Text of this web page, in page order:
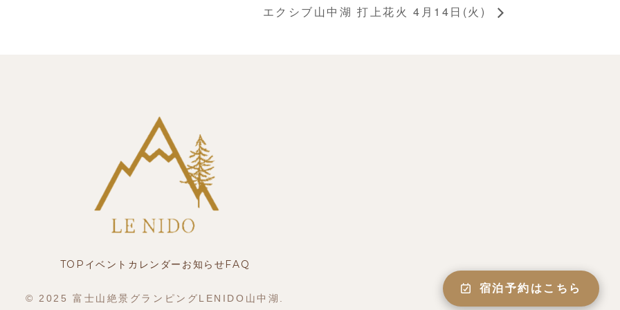
エクシブ山中湖 打上花火 4月14日(火)
宿泊予約はこちら
TOP イベントカレンダー お知らせFAQ
© 2025 富士山絶景グランピングLENIDO山中湖.